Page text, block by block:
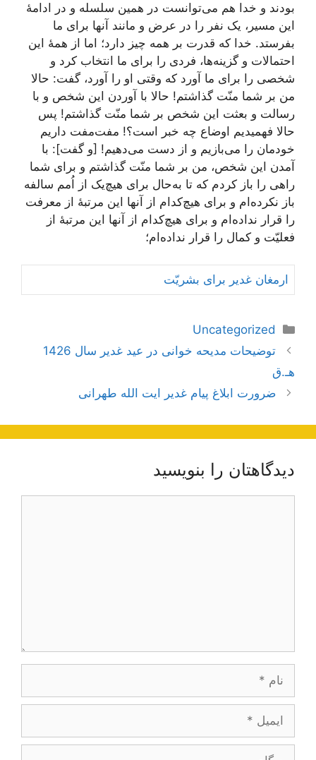
بودند و خدا هم می‌توانست در همین سلسله و در ادامۀ
این مسیر، یک نفر را در عرض و مانند آنها برای ما
بفرستد. خدا که قدرت بر همه چیز دارد؛ اما از همۀ این
احتمالات و گزینه‌ها، فردی را برای ما انتخاب کرد و
شخصی را برای ما آورد که وقتی او را آورد، گفت: حالا
من بر شما منّت گذاشتم! حالا با آوردن این شخص و با
رسالت و بعثت این شخص بر شما منّت گذاشتم! پس
حالا فهمیدیم اوضاع چه خبر است؟! مفت‌مفت داریم
خودمان را می‌بازیم و از دست می‌دهیم! [و گفت]: با
آمدن این شخص، من بر شما منّت گذاشتم و برای شما
راهی را باز کردم که تا به‌حال برای هیچ‌یک از اُمم سالفه
باز نکرده‌ام و برای هیچ‌کدام از آنها این مرتبۀ از معرفت
را قرار نداده‌ام و برای هیچ‌کدام از آنها این مرتبۀ از
فعلیّت و کمال را قرار نداده‌ام؛
ارمغان غدیر برای بشریّت
دسته‌ها
Uncategorized
ناوبری
نوشته‌ها
توضیحات مدیحه خوانی در عید غدیر سال 1426
هـ.ق
ضرورت ابلاغ پیام غدیر ایت الله طهرانی
دیدگاهتان را بنویسید
وبگاه